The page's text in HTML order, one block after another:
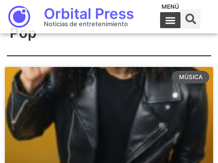
Orbital Press
Noticias de entretenimiento
MENÚ
Pop
MÚSICA